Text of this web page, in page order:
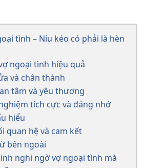
tình – Níu kéo có phải là hèn
ngoại tình hiệu quả
và chân thành
tâm và yêu thương
tích cực và đáng nhớ
hiểu
quan hệ và cam kết
bên ngoài
nghi ngờ vợ ngoại tình mà